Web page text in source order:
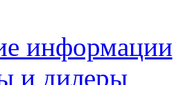
информации
и дилеры